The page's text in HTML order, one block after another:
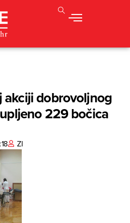
akciji dobrovoljnog
229 bočica
ZI